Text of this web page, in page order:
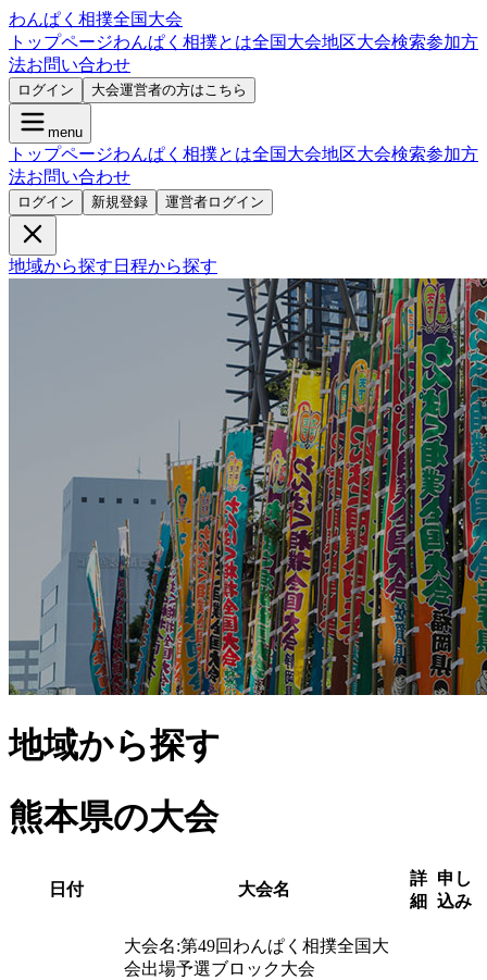
わんぱく相撲全国大会
トップページわんぱく相撲とは全国大会地区大会検索参加方
法お問い合わせ
ログイン 大会運営者の方はこちら
menu
トップページわんぱく相撲とは全国大会地区大会検索参加方
法お問い合わせ
ログイン 新規登録 運営者ログイン
地域から探す 日程から探す
地域から探す
熊本県の大会
日付 大会名
詳
細
申し
込み
大会名:第49回わんぱく相撲全国大
会出場予選ブロック大会